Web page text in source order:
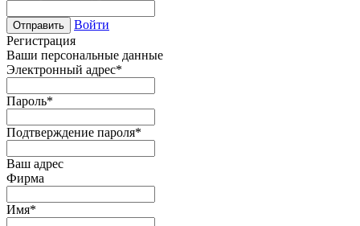
Отправить
Войти
Регистрация
Ваши персональные данные
Электронный адрес*
Пароль*
Подтверждение пароля*
Ваш адрес
Фирма
Имя*